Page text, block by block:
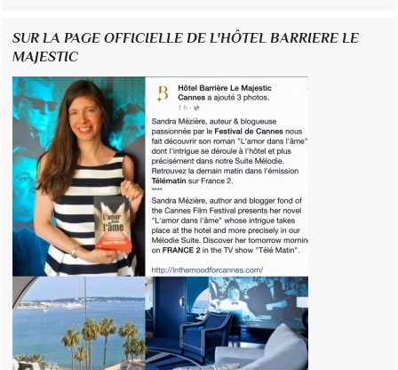
SUR LA PAGE OFFICIELLE DE L'HÔTEL BARRIERE LE
MAJESTIC